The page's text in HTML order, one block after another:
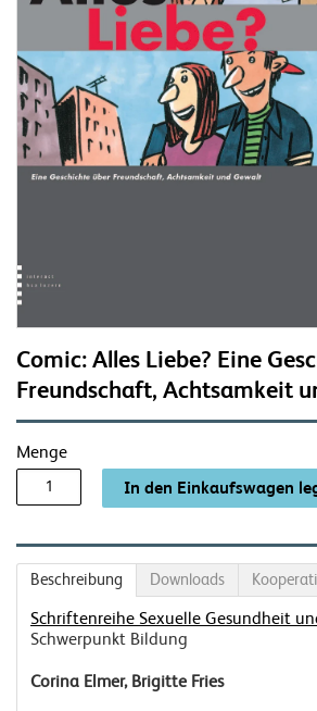
Comic: Alles Liebe? Eine
Freundschaft, Achtsamkeit
Menge
Beschreibung Downloads
Schriftenreihe Sexuelle Gesundheit
Schwerpunkt Bildung
Corina Elmer, Brigitte Fries